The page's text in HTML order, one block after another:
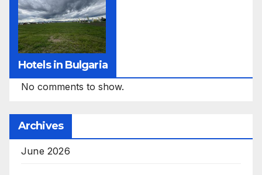
Hotels in Bulgaria
No comments to show.
Archives
June 2026